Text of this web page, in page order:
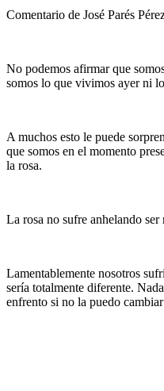
Comentario de José Parés
No podemos afirmar que
somos lo que vivimos ayer ni
A muchos esto le puede
que somos en el momento
la rosa.
La rosa no sufre anhelando
Lamentablemente nosotros
sería totalmente diferente.
enfrento si no la puedo